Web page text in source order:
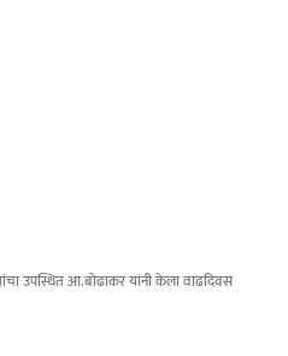
उपस्थित आ.बोढाकर यांनी केला वाढदिवस